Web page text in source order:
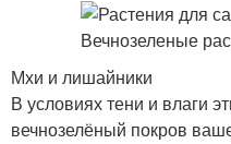
Мхи и лишайники
В условиях тени и влаги
вечнозелёный покров